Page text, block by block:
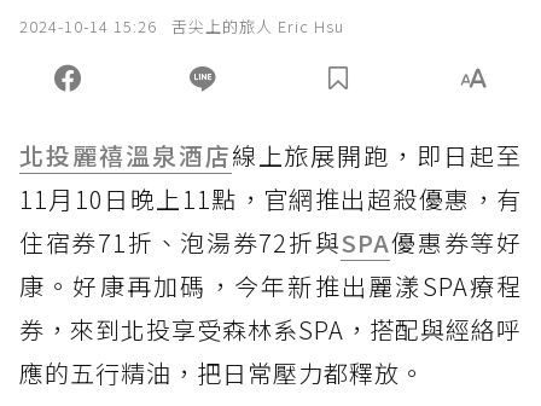
2024-10-14 15:26 舌尖上的旅人 Eric Hsu
北投麗禧溫泉酒店線上旅展開跑，即日起至
11月10日晚上11點，官網推出超殺優惠，有
住宿券71折、泡湯券72折與SPA優惠券等好
康。好康再加碼，今年新推出麗漾SPA療程
券，來到北投享受森林系SPA，搭配與經絡呼
應的五行精油，把日常壓力都釋放。